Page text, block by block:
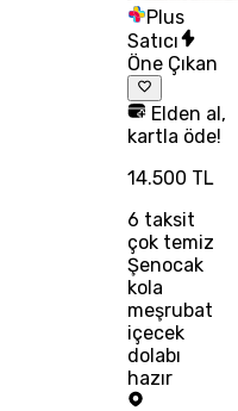
Plus
Satıcı
Öne Çıkan
Elden al,
kartla öde!
14.500 TL
6 taksit
çok temiz
Şenocak
kola
meşrubat
içecek
dolabı
hazır